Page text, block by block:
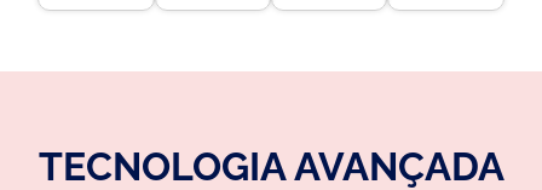
TECNOLOGIA AVANÇADA